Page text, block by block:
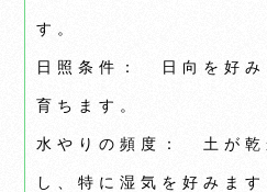
す。
日照条件： 日向を好み
育ちます。
水やりの頻度： 土が乾
し、特に湿気を好みます